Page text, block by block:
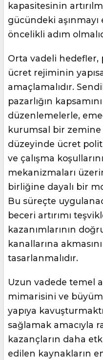
kapasitesinin
gücündeki
öncelikli adım
Orta vadeli hedefler,
ücret rejiminin
amaçlamalıdır.
pazarlığın
düzenlemelerle,
kurumsal bir zemine
düzeyinde ücret
ve çalışma
mekanizmaları
birliğine dayalı bir
Bu süreçte
beceri artırımı
kazanımlarının
kanallarına
tasarlanmalıdır.
Uzun vadede temel
mimarisini ve
yapıya
sağlamak amacıyla
kazançların daha
edilen kaynakların